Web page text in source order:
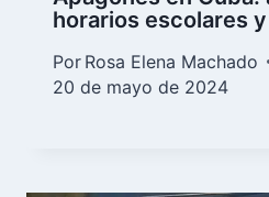
horarios escolares
Por Rosa Elena Machado
20 de mayo de 2024